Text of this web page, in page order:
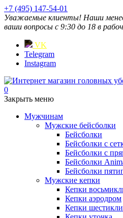
+7 (495) 147-54-01
Уважаемые клиенты! Наши
ваши вопросы с 9:30 до 18 в
VK
Telegram
Instagram
0
Закрыть меню
Мужчинам
Мужские бейсболки
Бейсболки
Бейсболки с
Бейсболки с
Бейсболки
Бейсболки
Мужские кепки
Кепки
Кепки аэродром
Кепки